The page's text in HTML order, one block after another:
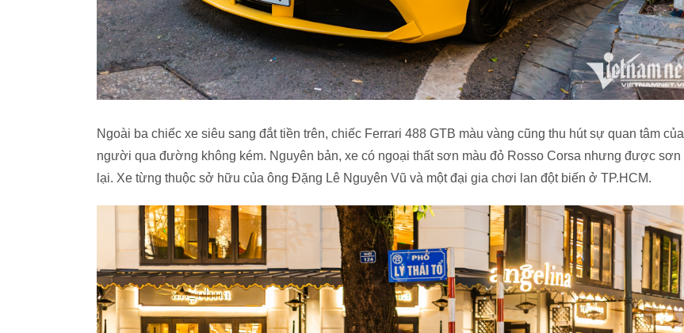
Ngoài ba chiếc xe siêu sang đắt tiền trên, chiếc Ferrari 488 GTB màu vàng cũng thu hút sự quan tâm của
người qua đường không kém. Nguyên bản, xe có ngoại thất sơn màu đỏ Rosso Corsa nhưng được sơn
lại. Xe từng thuộc sở hữu của ông Đặng Lê Nguyên Vũ và một đại gia chơi lan đột biến ở TP.HCM.